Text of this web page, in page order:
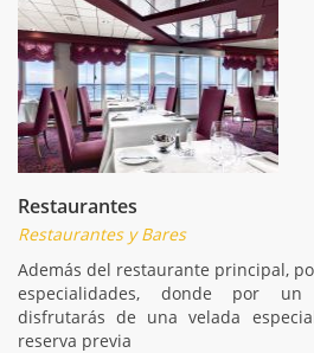
Restaurantes
Restaurantes y Bares
Además del restaurante principal,
especialidades, donde por un
disfrutarás de una velada
reserva previa